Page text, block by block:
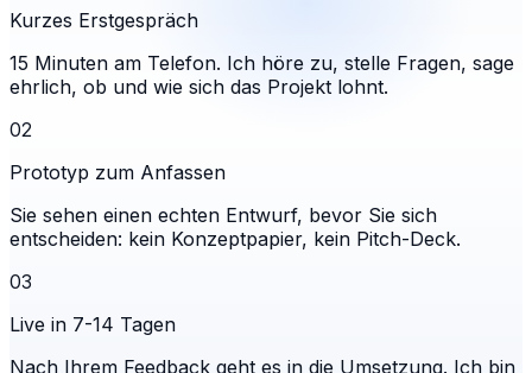
Kurzes Erstgespräch
15 Minuten am Telefon. Ich höre zu, stelle Fragen, sage
ehrlich, ob und wie sich das Projekt lohnt.
02
Prototyp zum Anfassen
Sie sehen einen echten Entwurf, bevor Sie sich
entscheiden: kein Konzeptpapier, kein Pitch-Deck.
03
Live in 7-14 Tagen
Nach Ihrem Feedback geht es in die Umsetzung. Ich bin